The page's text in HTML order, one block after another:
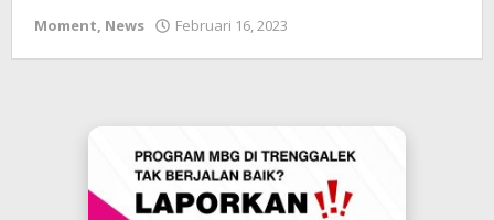
Moment, News Februari 16, 2023
tv